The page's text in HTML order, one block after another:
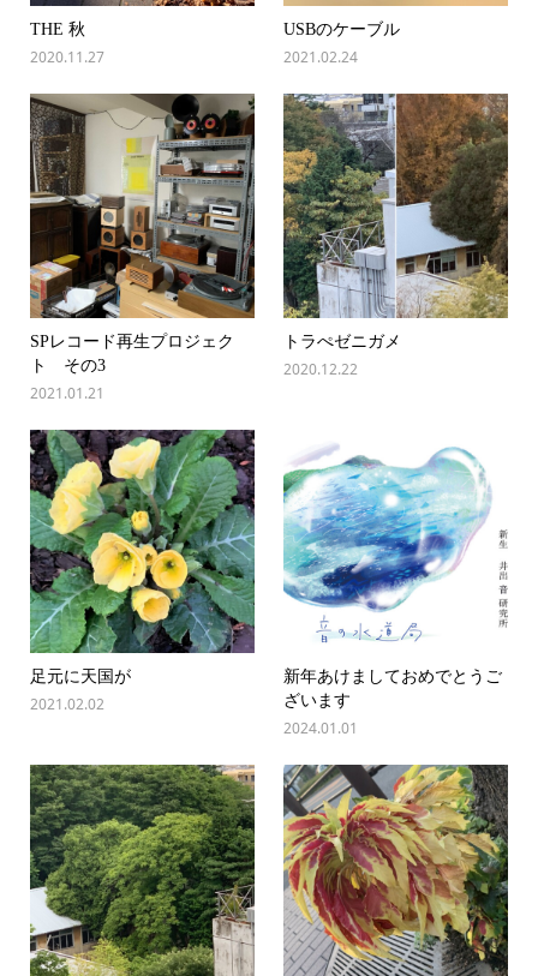
THE 秋
2020.11.27
USBのケーブル
2021.02.24
SPレコード再生プロジェク
ト その3
2021.01.21
トラぺゼニガメ
2020.12.22
足元に天国が
2021.02.02
新年あけましておめでとうご
ざいます
2024.01.01